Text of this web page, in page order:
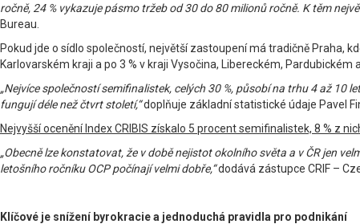
ročně, 24 % vykazuje pásmo tržeb od 30 do 80 milionů ročně. K těm
Bureau.
Pokud jde o sídlo společností, největší zastoupení má tradičně Praha,
Karlovarském kraji a po 3 % v kraji Vysočina, Libereckém, Pardubickém
„Nejvíce společností semifinalistek, celých 30 %, působí na trhu 4 až
fungují déle než čtvrt století,“doplňuje základní statistické údaje Pavel
Nejvyšší ocenění Index CRIBIS získalo 5 procent semifinalistek, 8 % z
„Obecně lze konstatovat, že v době nejistot okolního světa a v ČR jen
letošního ročníku OCP počínají velmi dobře,“dodává zástupce CRIF –
Klíčové je snížení byrokracie a jednoduchá pravidla pro podnikání